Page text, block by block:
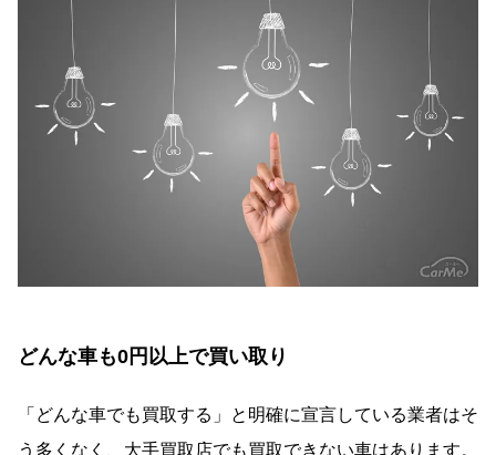
どんな車も0円以上で買い取り
「どんな車でも買取する」と明確に宣言している業者はそ
う多くなく、大手買取店でも買取できない車はあります。